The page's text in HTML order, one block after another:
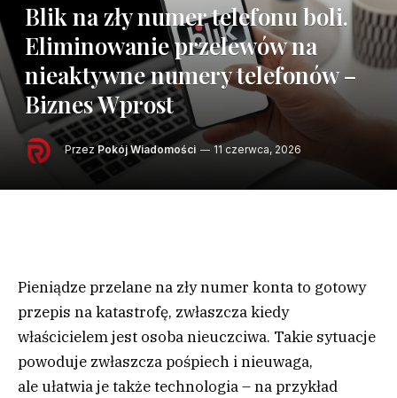
Blik na zły numer telefonu boli.
Eliminowanie przelewów na
nieaktywne numery telefonów –
Biznes Wprost
Przez Pokój Wiadomości 11 czerwca, 2026
Pieniądze przelane na zły numer konta to gotowy
przepis na katastrofę, zwłaszcza kiedy
właścicielem jest osoba nieuczciwa. Takie sytuacje
powoduje zwłaszcza pośpiech i nieuwaga,
ale ułatwia je także technologia – na przykład